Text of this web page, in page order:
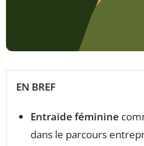
EN BREF
Entraide féminine
dans le parcours